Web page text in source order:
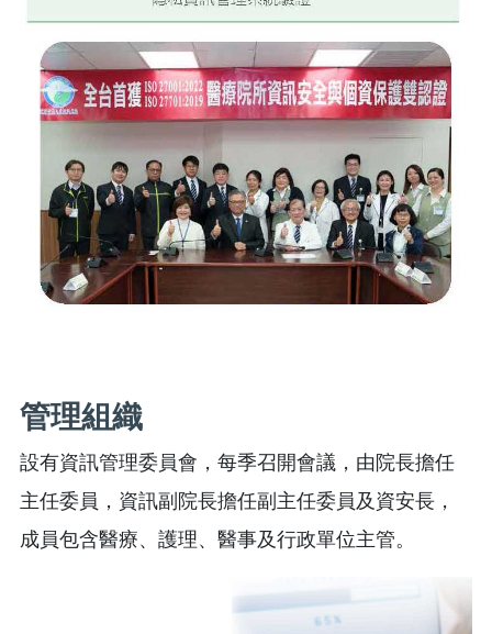
管理組織
設有資訊管理委員會，每季召開會議，由院長擔任
主任委員，資訊副院長擔任副主任委員及資安長，
成員包含醫療、護理、醫事及行政單位主管。